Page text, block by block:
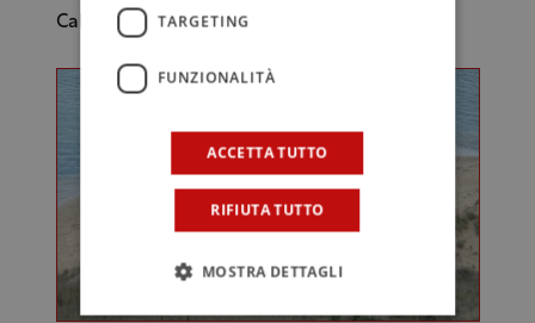
Cabernet Sauvignon.
TARGETING
FUNZIONALITÀ
ACCETTA TUTTO
RIFIUTA TUTTO
MOSTRA DETTAGLI